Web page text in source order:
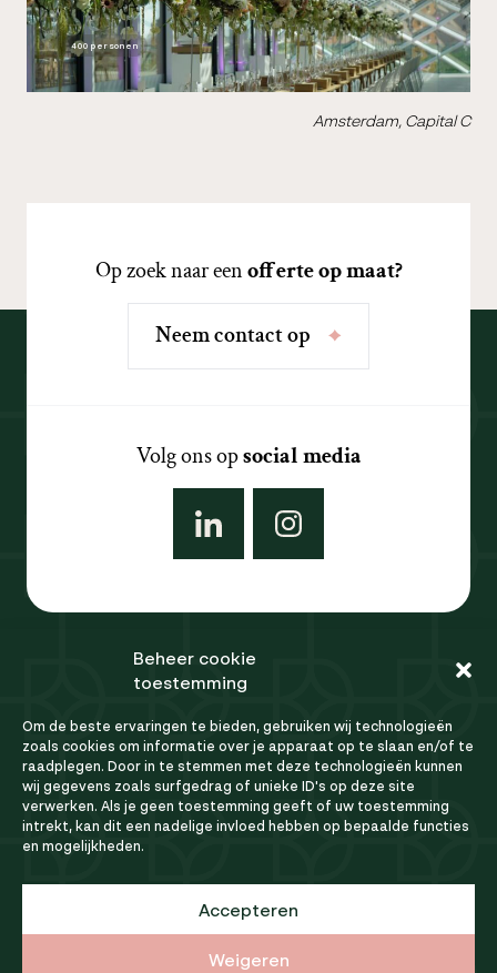
Beheer cookie
toestemming
Om de beste ervaringen te bieden, gebruiken wij technologieën
zoals cookies om informatie over je apparaat op te slaan en/of te
raadplegen. Door in te stemmen met deze technologieën kunnen
wij gegevens zoals surfgedrag of unieke ID's op deze site
verwerken. Als je geen toestemming geeft of uw toestemming
intrekt, kan dit een nadelige invloed hebben op bepaalde functies
en mogelijkheden.
Accepteren
Weigeren
400 personen
Amsterdam, Capital C
Op zoek naar eenofferte op maat?
Neemcontactop
Volg ons opsocial media
Ons team
FAQ
Vacatures
Contact
Algemene voorwaarden